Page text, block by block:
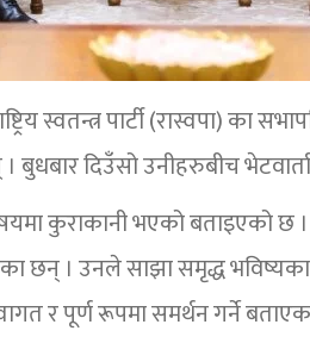
स्वतन्त्र पार्टी (रास्वपा) का
बुधबार दिउँसो उनीहरुबीच
कुराकानी भएको बताइएको
छन् । उनले साझा समृद्ध
र पूर्ण रूपमा समर्थन गर्ने